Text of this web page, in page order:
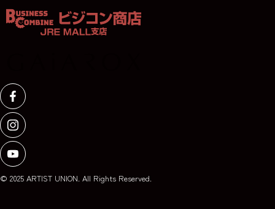
© 2025 ARTIST UNION. All Rights Reserved.